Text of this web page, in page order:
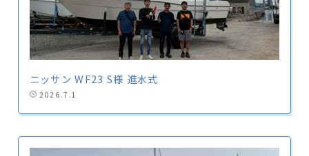
ニッサン WF23 S様 進水式
2026.7.1